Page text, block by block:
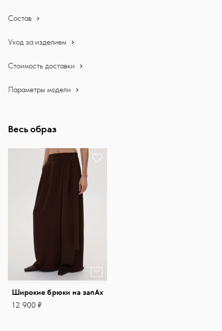
Состав
Уход за изделием
Стоимость доставки
Параметры модели
Весь образ
Широкие брюки на запАх
12 900 ₽